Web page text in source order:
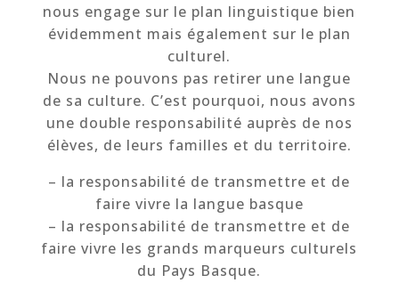
nous engage sur le plan linguistique bien
évidemment mais également sur le plan
culturel.
Nous ne pouvons pas retirer une langue
de sa culture. C’est pourquoi, nous avons
une double responsabilité auprès de nos
élèves, de leurs familles et du territoire.
– la responsabilité de transmettre et de
faire vivre la langue basque
– la responsabilité de transmettre et de
faire vivre les grands marqueurs culturels
du Pays Basque.